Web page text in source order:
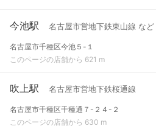
今池駅 名古屋市営地下鉄東山線 など
名古屋市千種区今池５-１
このページの店舗から 621 m
吹上駅 名古屋市営地下鉄桜通線
名古屋市千種区千種通７-２４-２
このページの店舗から 630 m